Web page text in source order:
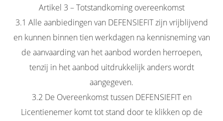
Artikel 3 – Totstandkoming overeenkomst
3.1 Alle aanbiedingen van DEFENSIEFIT zijn vrijblijvend
en kunnen binnen tien werkdagen na kennisneming van
de aanvaarding van het aanbod worden herroepen,
tenzij in het aanbod uitdrukkelijk anders wordt
aangegeven.
3.2 De Overeenkomst tussen DEFENSIEFIT en
Licentienemer komt tot stand door te klikken op de